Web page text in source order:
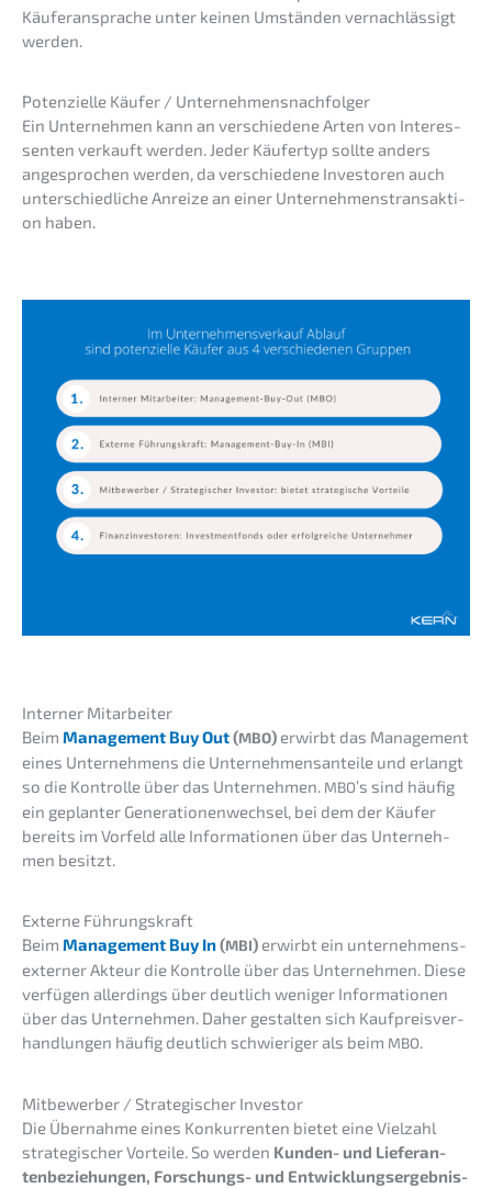
Käufer­an­spra­che unter keinen Umstän­den vernach­läs­sigt
werden.
Poten­zi­el­le Käufer / Unternehmensnachfolger
Ein Unter­neh­men kann an verschie­de­ne Arten von Inter­es­
sen­ten verkauft werden. Jeder Käufer­typ sollte anders
angespro­chen werden, da verschie­de­ne Inves­to­ren auch
unter­schied­li­che Anrei­ze an einer Unter­neh­mens­trans­ak­ti­
on haben.
Inter­ner Mitarbeiter
Beim Manage­ment Buy Out(MBO) erwirbt das Manage­ment
eines Unter­neh­mens die Unter­neh­mens­an­tei­le und erlangt
so die Kontrol­le über das Unter­neh­men. MBO’s sind häufig
ein geplan­ter Genera­tio­nen­wech­sel, bei dem der Käufer
bereits im Vorfeld alle Infor­ma­tio­nen über das Unter­neh­
men besitzt.
Exter­ne Führungskraft
Beim Manage­ment Buy In(MBI) erwirbt ein unter­neh­mens­
exter­ner Akteur die Kontrol­le über das Unter­neh­men. Diese
verfü­gen aller­dings über deutlich weniger Infor­ma­tio­nen
über das Unter­neh­men. Daher gestal­ten sich Kaufpreis­ver­
hand­lun­gen häufig deutlich schwie­ri­ger als beim MBO.
Mitbe­wer­ber / Strate­gi­scher Investor
Die Übernah­me eines Konkur­ren­ten bietet eine Vielzahl
strate­gi­scher Vortei­le. So werden Kunden- und Liefe­ran­
ten­be­zie­hun­gen, Forschungs- und Entwick­lungs­er­geb­nis­